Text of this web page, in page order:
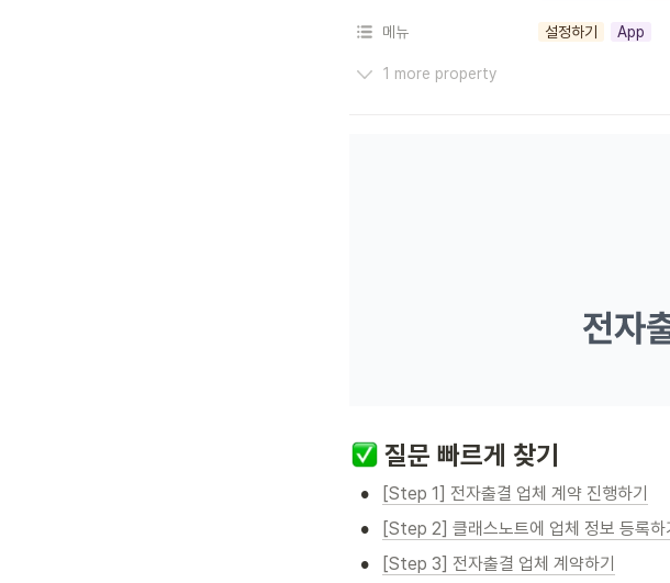
메뉴 설정하기 App
1 more property
질문 빠르게 찾기
• [Step 1] 전자출결 업체 계약 진행하기
• [Step 2] 클래스노트에 업체 정보 등록하
• [Step 3] 전자출결 업체 계약하기